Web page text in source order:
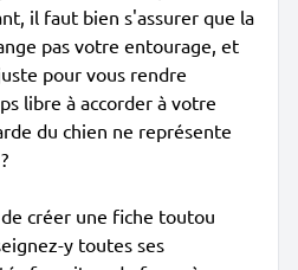
il faut bien s'assurer que la
pas votre entourage, et
pour vous rendre
libre à accorder à votre
du chien ne représente
créer une fiche toutou
y toutes ses